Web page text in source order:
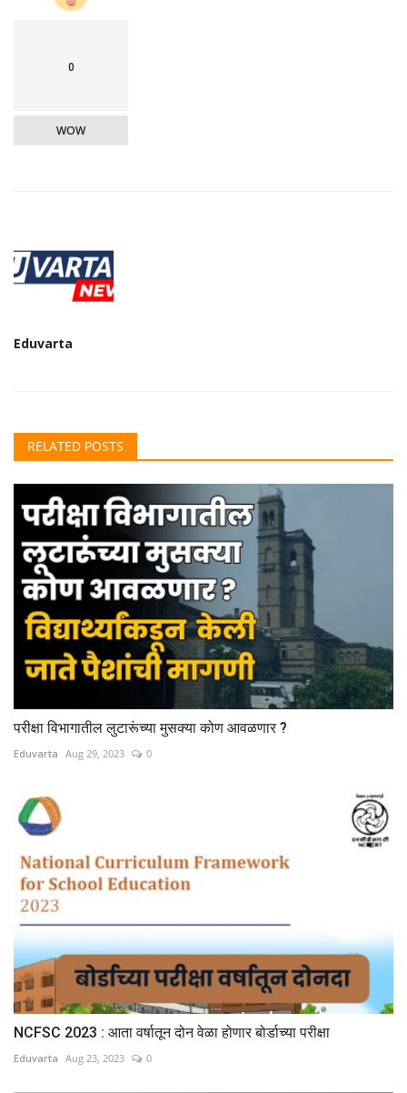
0
WOW
Eduvarta
RELATED POSTS
परीक्षा विभागातील लुटारूंच्या मुसक्या कोण आवळणार ?
Eduvarta Aug 29, 2023 0
NCFSC 2023 : आता वर्षातून दोन वेळा होणार बोर्डाच्या परीक्षा
Eduvarta Aug 23, 2023 0